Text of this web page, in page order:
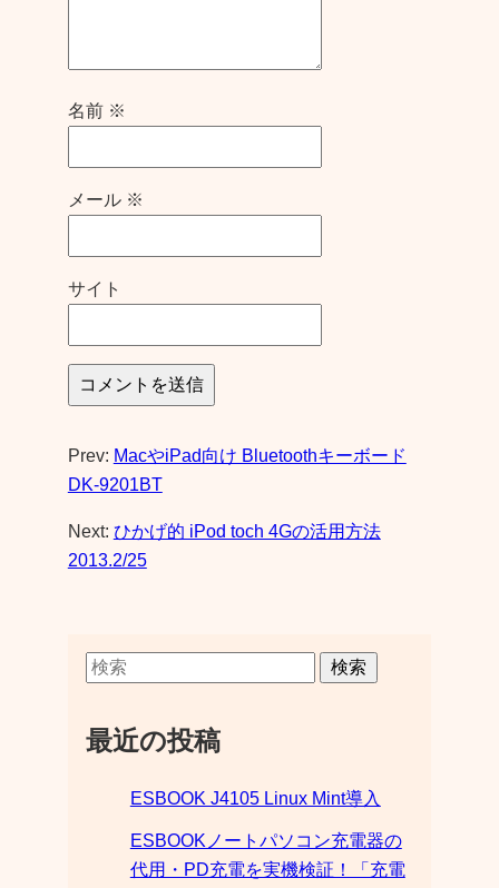
名前 ※
メール ※
サイト
Prev: MacやiPad向け Bluetoothキーボード
DK-9201BT
Next: ひかげ的 iPod toch 4Gの活用方法
2013.2/25
検索
最近の投稿
ESBOOK J4105 Linux Mint導入
ESBOOKノートパソコン充電器の
代用・PD充電を実機検証！「充電